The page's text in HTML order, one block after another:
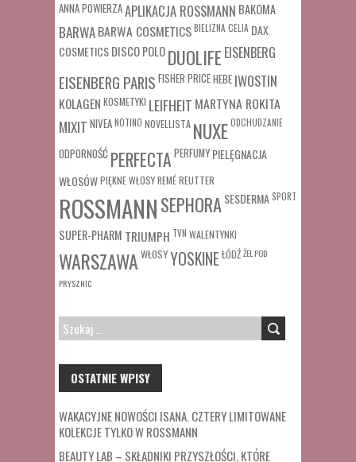
ANNA POWIERZAAPLIKACJA ROSSMANN BAKOMA
BARWABARWA COSMETICSBIELIZNA CELIA DAX
COSMETICSDISCO POLODUOLIFE EISENBERG
EISENBERG PARIS FISHER PRICEHEBE IWOSTIN
KOLAGEN KOSMETYKI LEIFHEIT MARTYNA ROKITA
MIXIT NIVEANOTINO NOVELLISTA NUXEODCHUDZANIE
ODPORNOŚĆ PERFECTA PERFUMY PIELĘGNACJA
WŁOSÓWPIĘKNE WŁOSYREMÉREUTTER
ROSSMANNSEPHORASESDERMA SPORT
SUPER-PHARM TRIUMPH TVN WALENTYNKI
WARSZAWA WŁOSYYOSKINE ŁÓDŹŻEL POD
PRYSZNIC
SZUKAJ:
OSTATNIE WPISY
WAKACYJNE NOWOŚCI ISANA. CZTERY LIMITOWANE
KOLEKCJE TYLKO W ROSSMANN
BEAUTY LAB – SKŁADNIKI PRZYSZŁOŚCI, KTÓRE